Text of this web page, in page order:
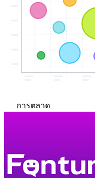
การตลาด